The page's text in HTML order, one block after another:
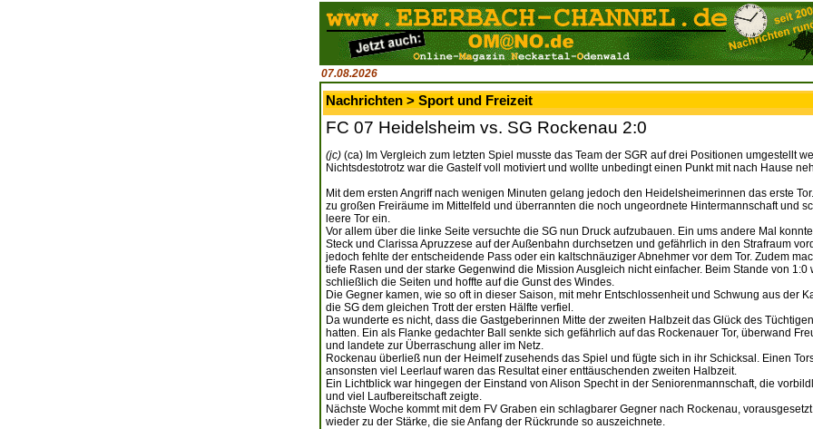
07.08.2026
Nachrichten > Sport und Freizeit
FC 07 Heidelsheim vs. SG Rockenau 2:0
(jc) (ca) Im Vergleich zum letzten Spiel musste das Team der SGR auf drei Positionen umgestellt
Nichtsdestotrotz war die Gastelf voll motiviert und wollte unbedingt einen Punkt mit nach Hause
Mit dem ersten Angriff nach wenigen Minuten gelang jedoch den Heidelsheimerinnen das erste
zu großen Freiräume im Mittelfeld und überrannten die noch ungeordnete Hintermannschaft und
leere Tor ein.
Vor allem über die linke Seite versuchte die SG nun Druck aufzubauen. Ein ums andere Mal
Steck und Clarissa Apruzzese auf der Außenbahn durchsetzen und gefährlich in den Strafraum
jedoch fehlte der entscheidende Pass oder ein kaltschnäuziger Abnehmer vor dem Tor. Zudem
tiefe Rasen und der starke Gegenwind die Mission Ausgleich nicht einfacher. Beim Stande von 1:0
schließlich die Seiten und hoffte auf die Gunst des Windes.
Die Gegner kamen, wie so oft in dieser Saison, mit mehr Entschlossenheit und Schwung aus der
die SG dem gleichen Trott der ersten Hälfte verfiel.
Da wunderte es nicht, dass die Gastgeberinnen Mitte der zweiten Halbzeit das Glück des
hatten. Ein als Flanke gedachter Ball senkte sich gefährlich auf das Rockenauer Tor, überwand
und landete zur Überraschung aller im Netz.
Rockenau überließ nun der Heimelf zusehends das Spiel und fügte sich in ihr Schicksal. Einen
ansonsten viel Leerlauf waren das Resultat einer enttäuschenden zweiten Halbzeit.
Ein Lichtblick war hingegen der Einstand von Alison Specht in der Seniorenmannschaft, die
und viel Laufbereitschaft zeigte.
Nächste Woche kommt mit dem FV Graben ein schlagbarer Gegner nach Rockenau,
wieder zu der Stärke, die sie Anfang der Rückrunde so auszeichnete.